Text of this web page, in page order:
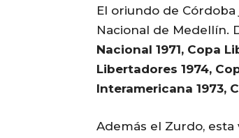
El oriundo de Córdoba
Nacional de Medellín.
Nacional 1971, Copa
Libertadores 1974,
Interamericana 1973,
Además el Zurdo,